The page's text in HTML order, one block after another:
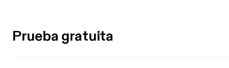
Prueba gratuita